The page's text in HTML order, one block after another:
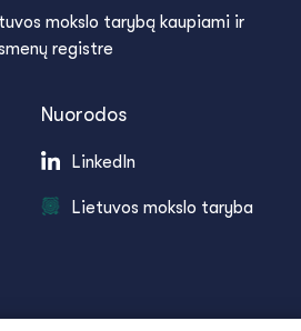
mokslo tarybą kaupiami ir
registre
Nuorodos
LinkedIn
Lietuvos mokslo taryba